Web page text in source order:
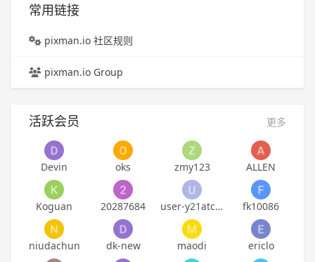
常用链接
pixman.io 社区规则
pixman.io Group
活跃会员 更多
Devin oks zmy123 ALLEN
Koguan 20287684 user-y21atckpbaddn7 fk10086
niudachun dk-new maodi ericlo